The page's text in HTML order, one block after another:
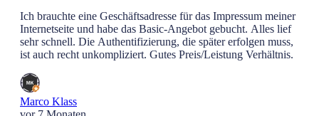
Ich brauchte eine Geschäftsadresse für das Impressum meiner
Internetseite und habe das Basic-Angebot gebucht. Alles lief
sehr schnell. Die Authentifizierung, die später erfolgen muss,
ist auch recht unkompliziert. Gutes Preis/Leistung Verhältnis.
Marco Klass